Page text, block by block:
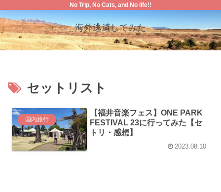
No Trip, No Cats, and No life!!
海外逃避してみた
セットリスト
国内旅行
【福井音楽フェス】ONE PARK
FESTIVAL 23に行ってみた【セ
トリ・感想】
2023.08.10